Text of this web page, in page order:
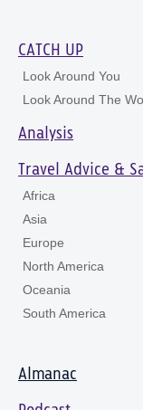
CATCH UP
Look Around You
Look Around The
Analysis
Travel Advice &
Africa
Asia
Europe
North America
Oceania
South America
Almanac